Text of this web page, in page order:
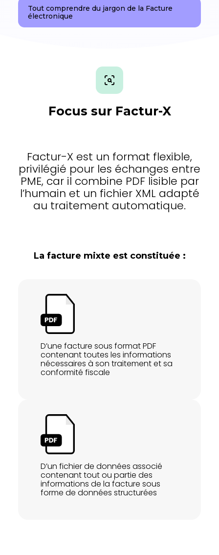
Tout comprendre du jargon de la Facture
électronique
Focus sur Factur-X
Factur-X est un format flexible,
privilégié pour les échanges entre
PME, car il combine PDF lisible par
l’humain et un fichier XML adapté
au traitement automatique.
La facture mixte est constituée :
D’une facture sous format PDF
contenant toutes les informations
nécessaires à son traitement et sa
conformité fiscale
D’un fichier de données associé
contenant tout ou partie des
informations de la facture sous
forme de données structurées